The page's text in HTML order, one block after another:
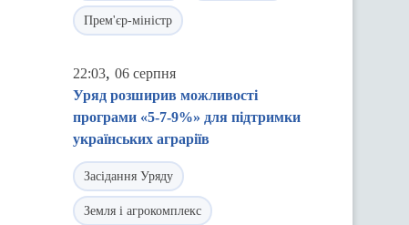
Прем'єр-міністр
22:03, 06 серпня
Уряд розширив можливості
програми «5-7-9%» для підтримки
українських аграріїв
Засідання Уряду
Земля і агрокомплекс